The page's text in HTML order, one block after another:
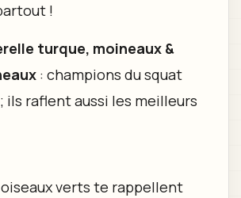
!
turque, moineaux &
: champions du squat
ils raflent aussi les meilleurs
verts te rappellent